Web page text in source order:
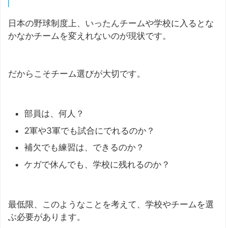
日本の野球制度上、いったんチームや学校に入るとな
かなかチームを変えれないのが現状です。
だからこそチーム選びが大切です。
部員は、何人？
2軍や3軍でも試合にでれるのか？
補欠でも練習は、できるのか？
ケガで休んでも、学校に残れるのか？
最低限、このようなことを考えて、学校やチームを選
ぶ必要があります。